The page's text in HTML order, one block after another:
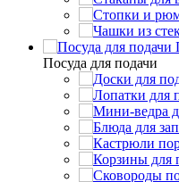
Посуда для подачи